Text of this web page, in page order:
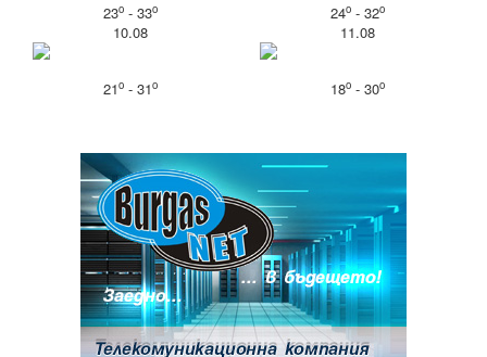
23o- 33o 24o- 32o
10.08
21o- 31o
11.08
18o- 30o